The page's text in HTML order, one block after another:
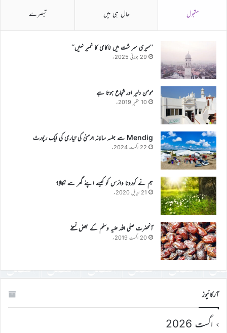
مقبول حال ہی میں تبصرے
’’میری سر شت میں ناکامی کا خمیر نہیں‘‘
29 جولائی 2025ء
مومن دلیر اور شجاع ہوتا ہے
10 ستمبر 2019ء
Mendig سے جلسہ سالانہ جرمنی کی تیاری کی ایک رپورٹ
22 اگست 2024ء
ہم نے کورونا وائرس کو کیسے اپنے گھر سے نکالا؟
21 اپریل 2020ء
آنحضرت صلی اللہ علیہ وسلم کے بعض نسخے
20 اگست 2019ء
آرکائیوز
اگست 2026